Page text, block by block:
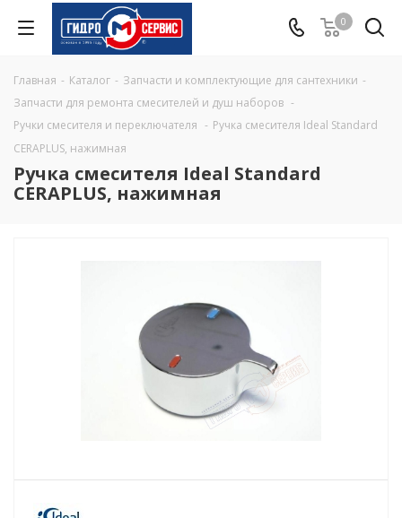
0
Главная - Каталог - Запчасти и комплектующие для сантехники -
Запчасти для ремонта смесителей и душ наборов -
Ручки смесителя и переключателя - Ручка смесителя Ideal Standard
CERAPLUS, нажимная
Ручка смесителя Ideal Standard
CERAPLUS, нажимная